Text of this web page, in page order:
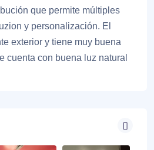
que permite múltiples
y personalización. El
exterior y tiene muy buena
cuenta con buena luz natural